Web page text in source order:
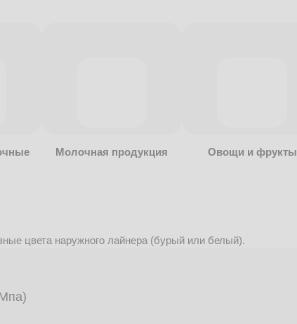
Молочная продукция Овощи и фрукты
цвета наружного лайнера (бурый или белый).